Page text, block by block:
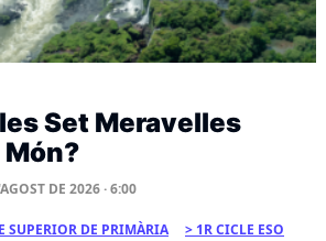
Set Meravelles
DE 2026 · 6:00
SUPERIOR DE PRIMÀRIA
1R CICLE ESO